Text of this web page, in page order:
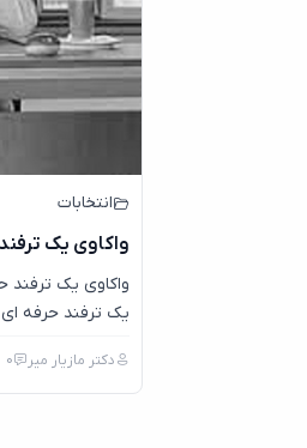
انتخابات
واکاوی یک
واکاوی یک ترفند
یک ترفند حرفه ای
دکتر مازیار میر 0